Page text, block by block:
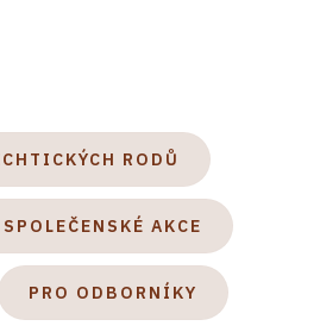
RODŮ
SPOLEČENSKÉ AKCE
PRO ODBORNÍKY